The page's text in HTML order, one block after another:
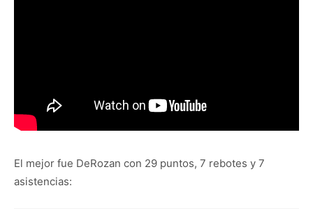
El mejor fue DeRozan con 29 puntos, 7 rebotes y 7
asistencias: